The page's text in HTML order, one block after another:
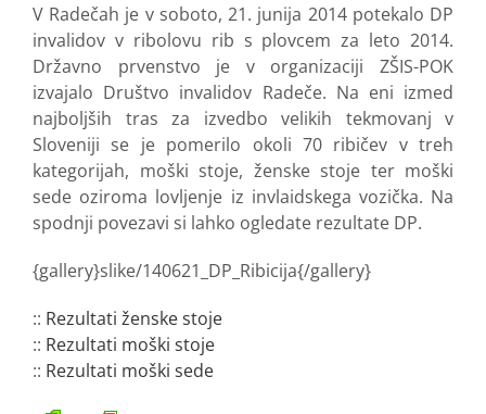
V Radečah je v soboto, 21. junija 2014 potekalo DP
invalidov v ribolovu rib s plovcem za leto 2014.
Državno prvenstvo je v organizaciji ZŠIS-POK
izvajalo Društvo invalidov Radeče. Na eni izmed
najboljših tras za izvedbo velikih tekmovanj v
Sloveniji se je pomerilo okoli 70 ribičev v treh
kategorijah, moški stoje, ženske stoje ter moški
sede oziroma lovljenje iz invlaidskega vozička. Na
spodnji povezavi si lahko ogledate rezultate DP.
{gallery}slike/140621_DP_Ribicija{/gallery}
:: Rezultati ženske stoje
:: Rezultati moški stoje
:: Rezultati moški sede